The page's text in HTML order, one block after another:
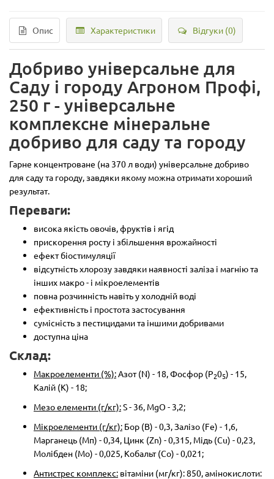
Опис Характеристики Відгуки (0)
Добриво універсальне для
Саду і городу Агроном Профі,
250 г - універсальне
комплексне мінеральне
добриво для саду та городу
Гарне концентроване (на 370 л води) універсальне добриво
для саду та городу, завдяки якому можна отримати хороший
результат.
Переваги:
висока якість овочів, фруктів і ягід
прискорення росту і збільшення врожайності
ефект біостимуляції
відсутність хлорозу завдяки наявності заліза і магнію та
інших макро - і мікроелементів
повна розчинність навіть у холодній воді
ефективність і простота застосування
сумісність з пестицидами та іншими добривами
доступна ціна
Склад:
Макроелементи (%):Азот (N) - 18, Фосфор (P205) - 15,
Калій (K) - 18;
Мезо елементи (г/кг):S - 36, MgO - 3,2;
Мікроелементи (г/кг): Бор (В) - 0,3, Залізо (Fe) - 1,6,
Марганець (Мп) - 0,34, Цинк (Zn) - 0,315, Мідь (Cu) - 0,23,
Молібден (Мо) - 0,025, Кобальт (Со) - 0,021;
Антистрес комплекс: вітаміни (мг/кг): 850, амінокислоти: